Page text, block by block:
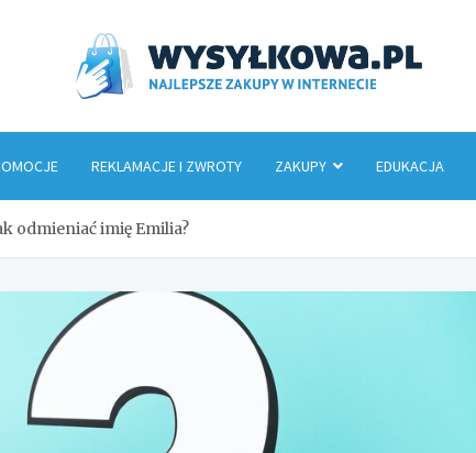
REKLAMACJE I ZWROTY ZAKUPY EDUKACJA
odmieniać imię Emilia?